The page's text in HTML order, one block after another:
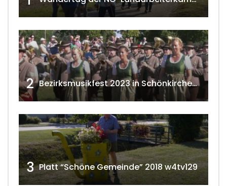
2 Bezirksmusikfest 2023 in Schönkirchen-Reyersdorf
3 Platt “Schöne Gemeinde” 2018 w4tv129